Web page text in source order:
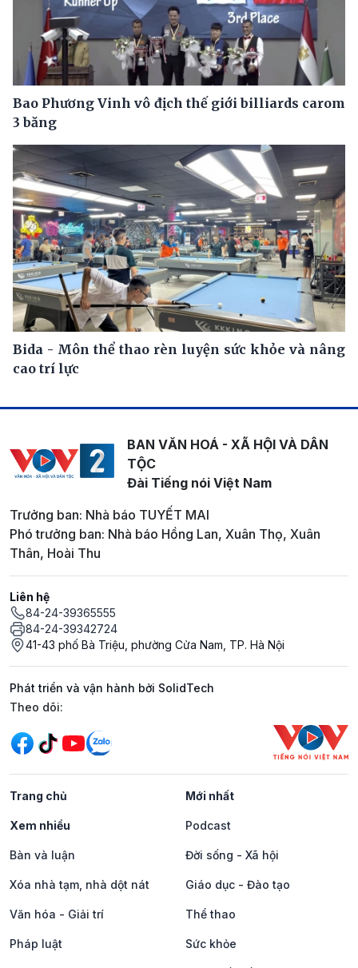
Bao Phương Vinh vô địch thế giới billiards carom
3 băng
Bida - Môn thể thao rèn luyện sức khỏe và nâng
cao trí lực
BAN VĂN HOÁ - XÃ HỘI VÀ DÂN
TỘC
Đài Tiếng nói Việt Nam
Trưởng ban: Nhà báo TUYẾT MAI
Phó trưởng ban: Nhà báo Hồng Lan, Xuân Thọ, Xuân
Thân, Hoài Thu
Liên hệ
84-24-39365555
84-24-39342724
41-43 phố Bà Triệu, phường Cửa Nam, TP. Hà Nội
Phát triển và vận hành bởi SolidTech
Mạng xã hội
Theo dõi:
Trang chủ Mới nhất
Xem nhiều Podcast
Bàn và luận Đời sống - Xã hội
Xóa nhà tạm, nhà dột nát Giáo dục - Đào tạo
Văn hóa - Giải trí Thể thao
Pháp luật Sức khỏe